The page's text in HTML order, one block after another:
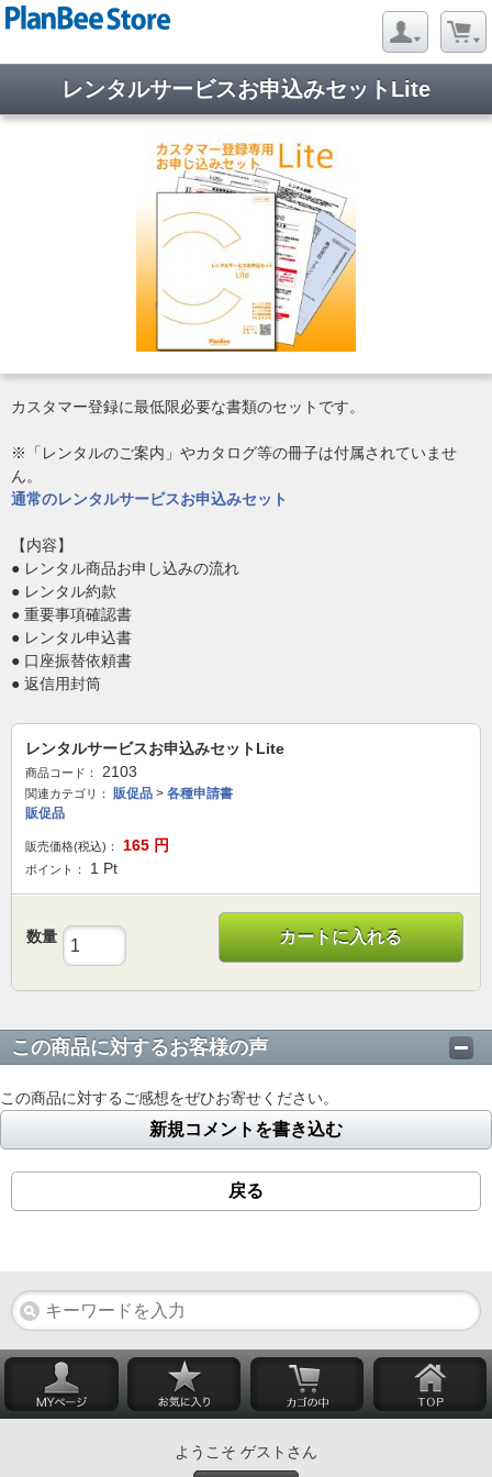
レンタルサービスお申込みセットLite
カスタマー登録に最低限必要な書類のセットです。
※「レンタルのご案内」やカタログ等の冊子は付属されていませ
ん。
通常のレンタルサービスお申込みセット
【内容】
● レンタル商品お申し込みの流れ
● レンタル約款
● 重要事項確認書
● レンタル申込書
● 口座振替依頼書
● 返信用封筒
レンタルサービスお申込みセットLite
商品コード： 2103
関連カテゴリ： 販促品 > 各種申請書
販促品
販売価格(税込)： 165 円
ポイント： 1 Pt
数量 カートに入れる
この商品に対するお客様の声
この商品に対するご感想をぜひお寄せください。
新規コメントを書き込む
戻る
ようこそ ゲストさん